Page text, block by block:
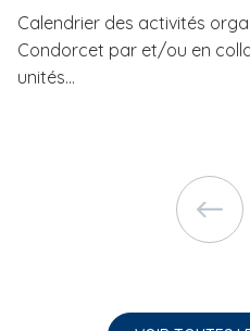
Calendrier des activités
Condorcet par et/ou en
unités...